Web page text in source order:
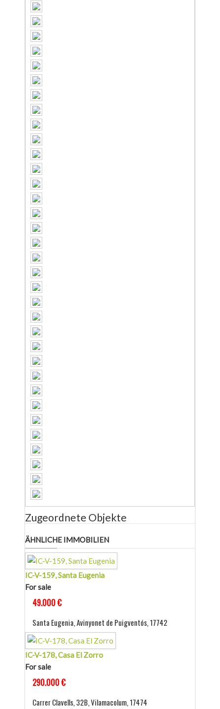
Zugeordnete Objekte
ÄHNLICHE IMMOBILIEN
IC-V-159, Santa Eugenia
For sale
49.000 €
Santa Eugenia, Avinyonet de Puigventós, 17742
IC-V-178, Casa El Zorro
For sale
290.000 €
Carrer Clavells, 32B, Vilamacolum, 17474